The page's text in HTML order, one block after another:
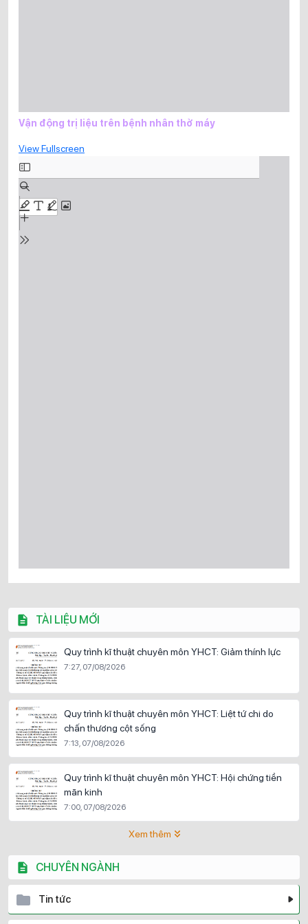
TÀI LIỆU MỚI
Quy trình kĩ thuật chuyên môn YHCT: Giảm thính lực
7:27, 07/08/2026
Quy trình kĩ thuật chuyên môn YHCT: Liệt tứ chi do
chấn thương cột sống
7:13, 07/08/2026
Quy trình kĩ thuật chuyên môn YHCT: Hội chứng tiền
mãn kinh
7:00, 07/08/2026
Xem thêm
CHUYÊN NGÀNH
Tin tức
Vận động trị liệu trên bệnh nhân thở máy
View Fullscreen
Skip
to
PDF
content